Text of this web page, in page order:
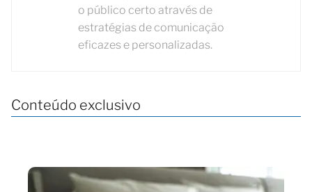
o público certo através de
estratégias de comunicação
eficazes e personalizadas.
Conteúdo exclusivo